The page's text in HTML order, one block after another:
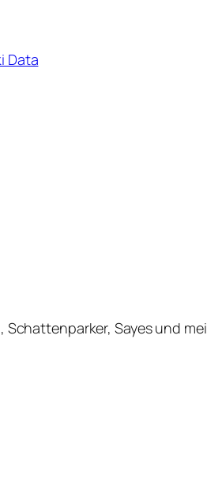
Data
Schattenparker, Sayes und